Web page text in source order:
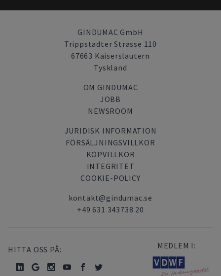
GINDUMAC GmbH
Trippstadter Strasse 110
67663 Kaiserslautern
Tyskland
OM GINDUMAC
JOBB
NEWSROOM
JURIDISK INFORMATION
FÖRSÄLJNINGSVILLKOR
KÖPVILLKOR
INTEGRITET
COOKIE-POLICY
kontakt@gindumac.se
+49 631 343738 20
HITTA OSS PÅ: MEDLEM I: